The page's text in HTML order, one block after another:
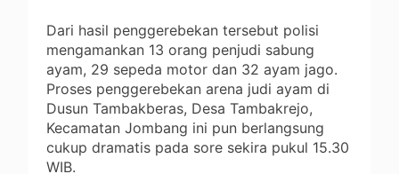
Dari hasil penggerebekan tersebut polisi
mengamankan 13 orang penjudi sabung
ayam, 29 sepeda motor dan 32 ayam jago.
Proses penggerebekan arena judi ayam di
Dusun Tambakberas, Desa Tambakrejo,
Kecamatan Jombang ini pun berlangsung
cukup dramatis pada sore sekira pukul 15.30
WIB.